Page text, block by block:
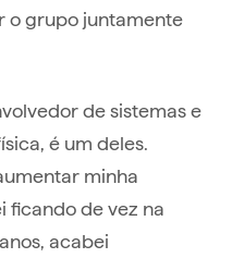
o grupo juntamente
de sistemas e
é um deles.
minha
ficando de vez na
acabei